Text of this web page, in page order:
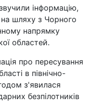
інформацію,
шляху з Чорного
напрямку
областей.
про пересування
в північно-
з'явилася
безпілотників